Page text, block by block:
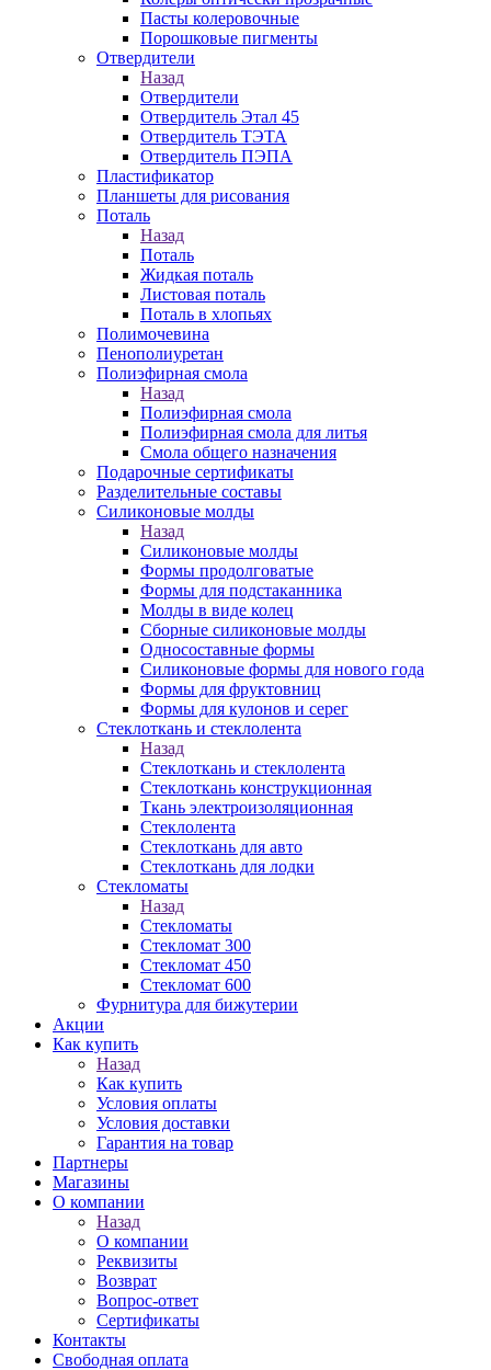
Пасты колеровочные
Порошковые пигменты
Отвердители
Назад
Отвердители
Отвердитель Этал 45
Отвердитель ТЭТА
Отвердитель ПЭПА
Пластификатор
Планшеты для рисования
Поталь
Назад
Поталь
Жидкая поталь
Листовая поталь
Поталь в хлопьях
Полимочевина
Пенополиуретан
Полиэфирная смола
Назад
Полиэфирная смола
Полиэфирная смола для литья
Смола общего назначения
Подарочные сертификаты
Разделительные составы
Силиконовые молды
Назад
Силиконовые молды
Формы продолговатые
Формы для подстаканника
Молды в виде колец
Сборные силиконовые молды
Односоставные формы
Силиконовые формы для нового года
Формы для фруктовниц
Формы для кулонов и серег
Стеклоткань и стеклолента
Назад
Стеклоткань и стеклолента
Стеклоткань конструкционная
Ткань электроизоляционная
Стеклолента
Стеклоткань для авто
Стеклоткань для лодки
Стекломаты
Назад
Стекломаты
Стекломат 300
Стекломат 450
Стекломат 600
Фурнитура для бижутерии
Акции
Как купить
Назад
Как купить
Условия оплаты
Условия доставки
Гарантия на товар
Партнеры
Магазины
О компании
Назад
О компании
Реквизиты
Возврат
Вопрос-ответ
Сертификаты
Контакты
Свободная оплата